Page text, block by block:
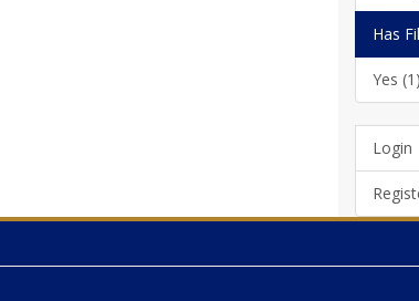
Has
Yes (1)
Login